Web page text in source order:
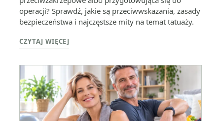
operacji? Sprawdź, jakie są przeciwwskazania, zasady
bezpieczeństwa i najczęstsze mity na temat tatuaży.
CZYTAJ WIĘCEJ